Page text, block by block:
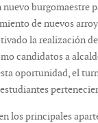
burgomaestre
de nuevos
la realización
candidatos a
oportunidad, el
los principales